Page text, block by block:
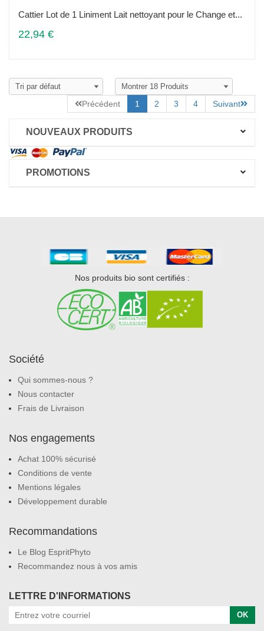
Cattier Lot de 1 Liniment Lait nettoyant pour le Change et...
22,94 €
Précédent 1 2 3 4 Suivant
NOUVEAUX PRODUITS
PROMOTIONS
Nos produits bio sont certifiés :
Société
Qui sommes-nous ?
Nous contacter
Frais de Livraison
Nos engagements
Achat 100% sécurisé
Conditions de vente
Mentions légales
Développement durable
Recommandations
Le Blog EspritPhyto
Recommandez nous à vos amis
LETTRE D'INFORMATIONS
OK